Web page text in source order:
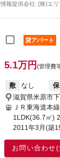
情報提供会社: (株)エ
貸アパート
5.1万円 (管理費
敷 なし 保
滋賀県米原市
ＪＲ東海道本
1LDK(36.7㎡)
2011年3月(築
お問い合わせ(